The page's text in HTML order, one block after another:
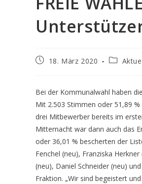
Beitrag18. März 2020
Beitrags-
Bei der Kommunalwahl haben
Mit 2.503 Stimmen oder 51,89
drei Mitbewerber bereits im
Mitternacht war dann auch das
oder 36,01 % bescherten der
Fenchel (neu), Franziska
(neu), Daniel Schneider (neu)
Fraktion. „Wir sind begeistert